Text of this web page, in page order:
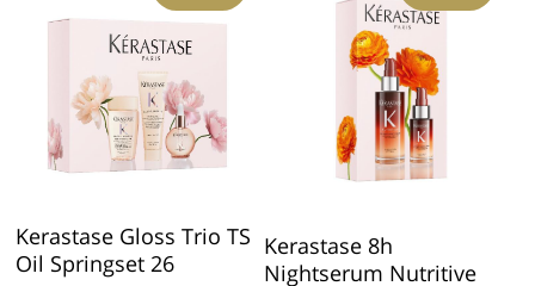
In Den Warenkorb
Kerastase Gloss Trio TS
Oil Springset 26
In Den Warenkorb
Kerastase 8h
Nightserum Nutritive